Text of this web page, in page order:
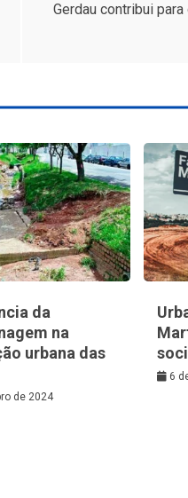
Gerdau contribui
da
na
urbana das
de 2024
6